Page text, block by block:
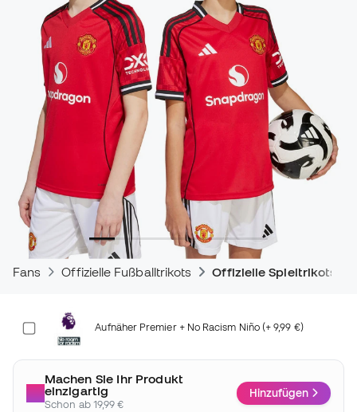
Fans Offizielle Fußballtrikots Offizielle Spieltrikots
Aufnäher Premier + No Racism Niño (+ 9,99 €)
Machen Sie Ihr Produkt
einzigartig
Schon ab 19,99 €
Hinzufügen